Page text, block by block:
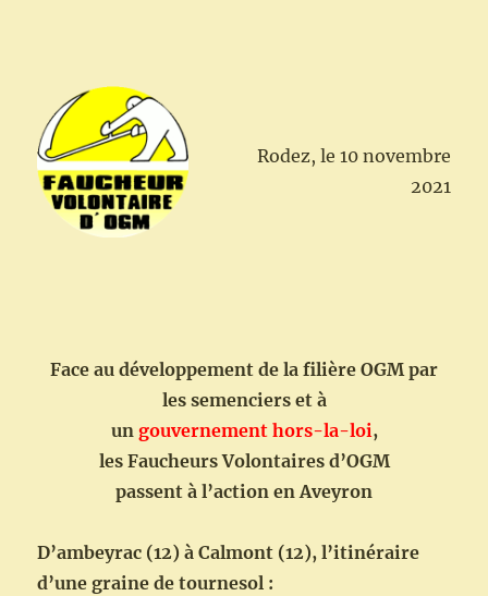
Rodez, le 10 novembre
2021
Face au développement de la filière OGM par
les semenciers et à
un gouvernement hors-la-loi,
les Faucheurs Volontaires d’OGM
passent à l’action en Aveyron
D’ambeyrac (12) à Calmont (12), l’itinéraire
d’une graine de tournesol :